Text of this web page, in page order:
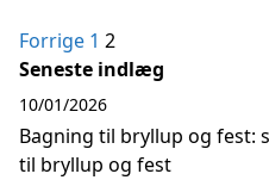
Indlægsinddeling
Forrige 1 2
Seneste indlæg
Bagning til bryllup og
til bryllup og fest
10/01/2026